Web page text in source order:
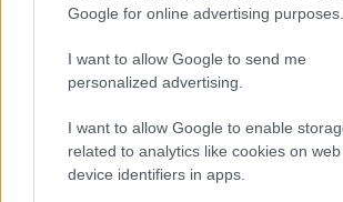
Google for online advertising purposes.
I want to allow Google to send me
personalized advertising.
I want to allow Google to enable
related to analytics like cookies on
device identifiers in apps.